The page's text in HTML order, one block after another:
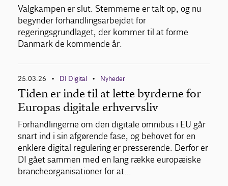
Valgkampen er slut. Stemmerne er talt op, og nu
begynder forhandlingsarbejdet for
regeringsgrundlaget, der kommer til at forme
Danmark de kommende år.
25.03.26 • DI Digital • Nyheder
Tiden er inde til at lette byrderne for
Europas digitale erhvervsliv
Forhandlingerne om den digitale omnibus i EU går
snart ind i sin afgørende fase, og behovet for en
enklere digital regulering er presserende. Derfor er
DI gået sammen med en lang række europæiske
brancheorganisationer for at…